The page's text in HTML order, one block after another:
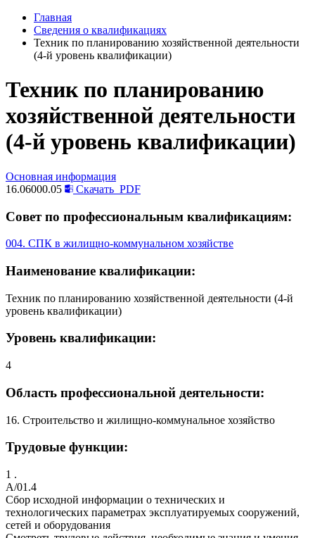
Главная
Сведения о квалификациях
Техник по планированию хозяйственной деятельности
(4-й уровень квалификации)
Техник по планированию
хозяйственной деятельности
(4-й уровень квалификации)
Основная информация
16.06000.05
Скачать PDF
Совет по профессиональным квалификациям:
004. СПК в жилищно-коммунальном хозяйстве
Наименование квалификации:
Техник по планированию хозяйственной деятельности (4-й
уровень квалификации)
Уровень квалификации:
4
Область профессиональной деятельности:
16. Строительство и жилищно-коммунальное хозяйство
Трудовые функции:
1 .
A/01.4
Сбор исходной информации о технических и
технологических параметрах эксплуатируемых сооружений,
сетей и оборудования